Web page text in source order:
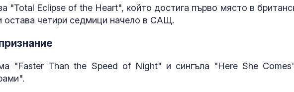
"Total Eclipse of the Heart", който достига първо място в
остава четири седмици начело в САЩ.
"Faster Than the Speed of Night" и сингъла "Here She
полети под радара